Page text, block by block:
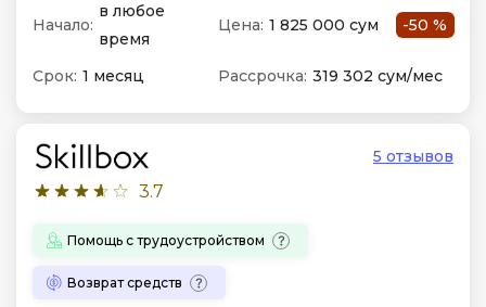
Начало:
в любое
время
Цена: 1 825 000 сум -50 %
Срок: 1 месяц Рассрочка: 319 302 сум/мес
3.7
5 отзывов
Помощь с трудоустройством
Возврат средств